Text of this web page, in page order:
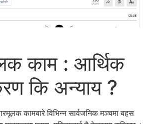
काम : आर्थिक
कि अन्याय ?
कामबारे विभिन्न सार्वजनिक मञ्चमा बहस